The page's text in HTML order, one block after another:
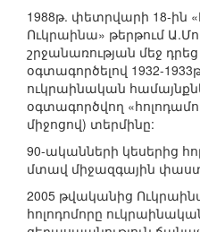
1988թ. փետրվարի 18-ին
Ուկրաինա» թերթում
շրջանառության մեջ
օգտագործելով 1932-
ուկրաինական
օգտագործվող
միջոցով) տերմինը:
90-ականների կեսերից
մտավ միջազգային
2005 թվականից
հոլոդոմորը